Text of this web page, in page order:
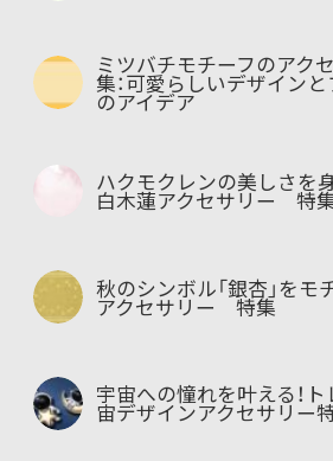
ミツバチモチーフのアク
集：可愛らしいデザイン
のアイデア
ハクモクレンの美しさを
白木蓮アクセサリー 特
秋のシンボル「銀杏」をモ
アクセサリー 特集
宇宙への憧れを叶える！
宙デザインアクセサリー